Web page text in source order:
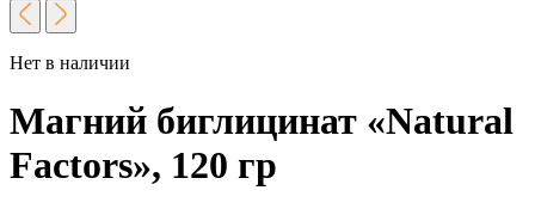
Нет в наличии
Магний биглицинат «Natural
Factors», 120 гр